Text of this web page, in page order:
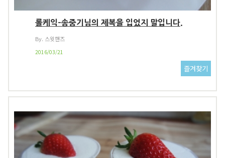
롤케익-송중기님의 제복을 입었지 말입니다.
By. 스윗핸즈
2016/03/21